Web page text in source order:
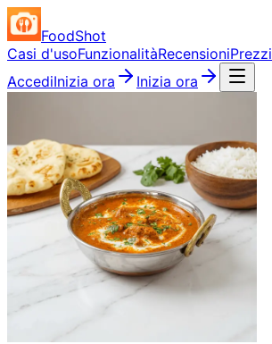
FoodShot
Casi d'usoFunzionalitàRecensioniPrezzi
AccediInizia ora Inizia ora